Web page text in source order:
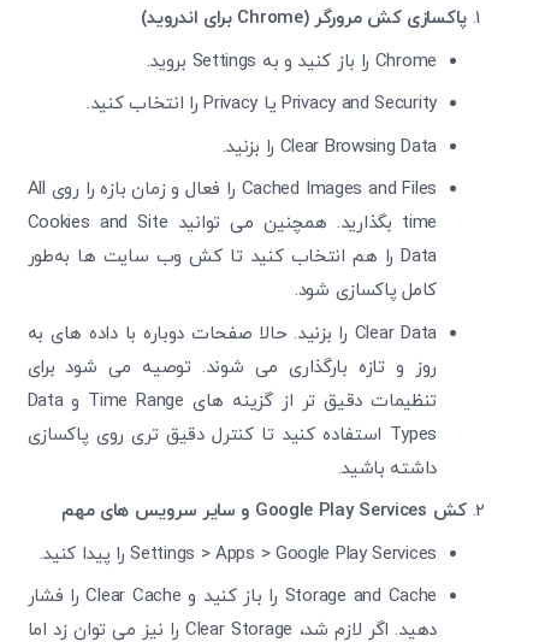
پاکسازی کش مرورگر (Chrome برای اندروید)
Chrome را باز کنید و به Settings بروید.
Privacy and Security یا Privacy را انتخاب کنید.
Clear Browsing Data را بزنید.
Cached Images and Files را فعال و زمان بازه را روی All
time بگذارید. همچنین می‌ توانید Cookies and Site
Data را هم انتخاب کنید تا کش وب ‌سایت ‌ها به‌طور
کامل پاکسازی شود.
Clear Data را بزنید. حالا صفحات دوباره با داده ‌های به
‌روز و تازه بارگذاری می ‌شوند. توصیه می ‌شود برای
تنظیمات دقیق‌ تر از گزینه‌ های Time Range و Data
Types استفاده کنید تا کنترل دقیق ‌تری روی پاکسازی
داشته باشید.
کش Google Play Services و سایر سرویس‌ های مهم
Settings > Apps > Google Play Services را پیدا کنید.
Storage and Cache را باز کنید و Clear Cache را فشار
دهید. اگر لازم شد، Clear Storage را نیز می‌ توان زد اما